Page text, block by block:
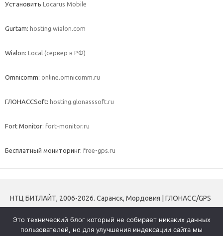
Установить Locarus Mobile
Gurtam: hosting.wialon.com
Wialon: Local (сервер в РФ)
Omnicomm: online.omnicomm.ru
ГЛОНАССSoft: hosting.glonasssoft.ru
Fort Monitor: fort-monitor.ru
Бесплатный мониторинг: free-gps.ru
НТЦ БИТЛАЙТ, 2006-2026. Саранск, Мордовия | ГЛОНАСС/GPS
Тахографы и блоки СКЗИ
Это технический блог который не собирает никаких данных
пользователей, но для улучшения индексации сайта мы